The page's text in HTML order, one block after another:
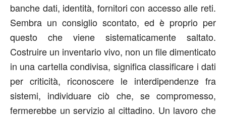
banche dati, identità, fornitori con accesso alle reti.
Sembra un consiglio scontato, ed è proprio per
questo che viene sistematicamente saltato.
Costruire un inventario vivo, non un file dimenticato
in una cartella condivisa, significa classificare i dati
per criticità, riconoscere le interdipendenze fra
sistemi, individuare ciò che, se compromesso,
fermerebbe un servizio al cittadino. Un lavoro che